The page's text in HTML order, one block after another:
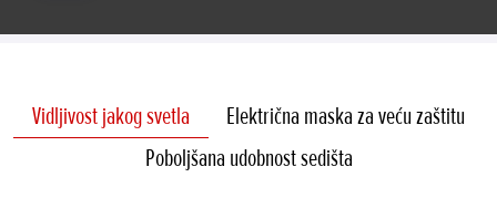
Vidljivost jakog svetla
Električna maska za veću zaštitu
Poboljšana udobnost sedišta